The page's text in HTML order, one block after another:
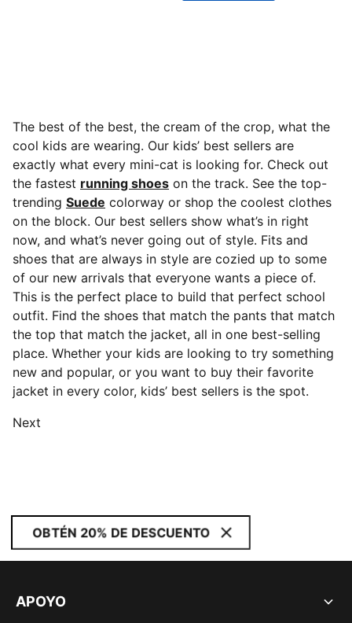
The best of the best, the cream of the crop, what the
cool kids are wearing. Our kids’ best sellers are
exactly what every mini-cat is looking for. Check out
the fastest running shoes on the track. See the top-
trending Suede colorway or shop the coolest clothes
on the block. Our best sellers show what’s in right
now, and what’s never going out of style. Fits and
shoes that are always in style are cozied up to some
of our new arrivals that everyone wants a piece of.
This is the perfect place to build that perfect school
outfit. Find the shoes that match the pants that match
the top that match the jacket, all in one best-selling
place. Whether your kids are looking to try something
new and popular, or you want to buy their favorite
jacket in every color, kids’ best sellers is the spot.
Next
OBTÉN 20% DE DESCUENTO
APOYO